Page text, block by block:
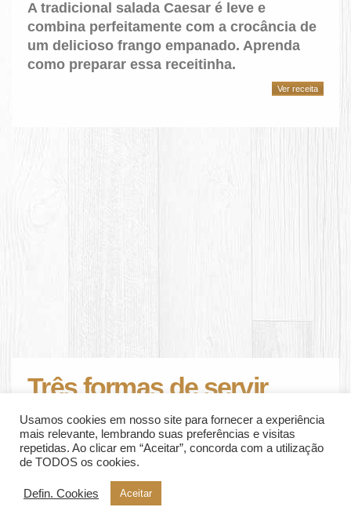
A tradicional salada Caesar é leve e
combina perfeitamente com a crocância de
um delicioso frango empanado. Aprenda
como preparar essa receitinha.
Ver receita
Três formas de servir
empanados como
petisco
Três deliciosas formas de servir
empanados como petisco para os seus
convidados que chegaram de surpresa.
Usamos cookies em nosso site para fornecer a experiência
mais relevante, lembrando suas preferências e visitas
repetidas. Ao clicar em “Aceitar”, concorda com a utilização
de TODOS os cookies.
Defin. Cookies Aceitar